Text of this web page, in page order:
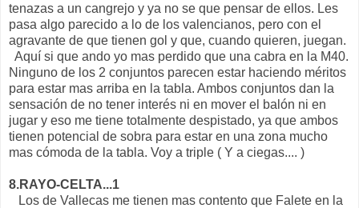
tenazas a un cangrejo y ya no se que pensar de ellos. Les
pasa algo parecido a lo de los valencianos, pero con el
agravante de que tienen gol y que, cuando quieren, juegan.
Aquí si que ando yo mas perdido que una cabra en la M40.
Ninguno de los 2 conjuntos parecen estar haciendo méritos
para estar mas arriba en la tabla. Ambos conjuntos dan la
sensación de no tener interés ni en mover el balón ni en
jugar y eso me tiene totalmente despistado, ya que ambos
tienen potencial de sobra para estar en una zona mucho
mas cómoda de la tabla. Voy a triple ( Y a ciegas.... )
8.RAYO-CELTA...1
Los de Vallecas me tienen mas contento que Falete en la